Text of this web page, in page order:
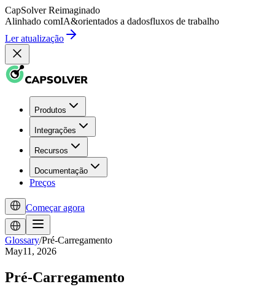
CapSolver Reimaginado
Alinhado comIA&orientados a dadosfluxos de trabalho
Ler atualização
Produtos
Integrações
Recursos
Documentação
Preços
Começar agora
Glossary/Pré-Carregamento
May11, 2026
Pré-Carregamento